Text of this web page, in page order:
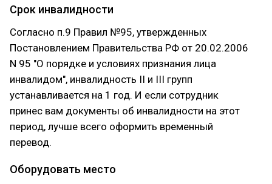
Срок инвалидности
Согласно п.9 Правил №95, утвержденных
Постановлением Правительства РФ от 20.02.2006
N 95 "О порядке и условиях признания лица
инвалидом", инвалидность II и III групп
устанавливается на 1 год. И если сотрудник
принес вам документы об инвалидности на этот
период, лучше всего оформить временный
перевод.
Оборудовать место